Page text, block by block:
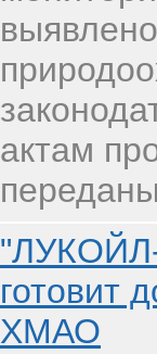
актам
готовит
ХМАО